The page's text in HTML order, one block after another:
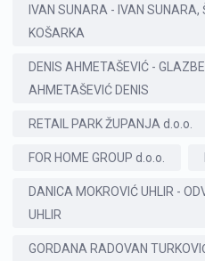
IVAN SUNARA - IVAN
KOŠARKA
DENIS AHMETAŠEVIĆ -
AHMETAŠEVIĆ DENIS
RETAIL PARK ŽUPANJA d.o.o.
FOR HOME GROUP d.o.o.
DANICA MOKROVIĆ UHLIR -
UHLIR
GORDANA RADOVAN